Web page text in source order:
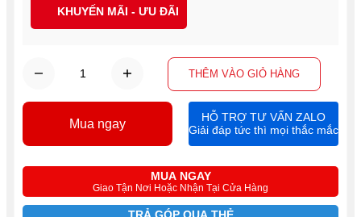
THÊM VÀO GIỎ HÀNG
MUA NGAY
Giao Tận Nơi Hoặc Nhận Tại Cửa Hàng
Mua ngay
HỖ TRỢ TƯ VẤN ZALO
Giải đáp tức thì mọi thắc mắc
KHUYẾN MÃI - ƯU ĐÃI